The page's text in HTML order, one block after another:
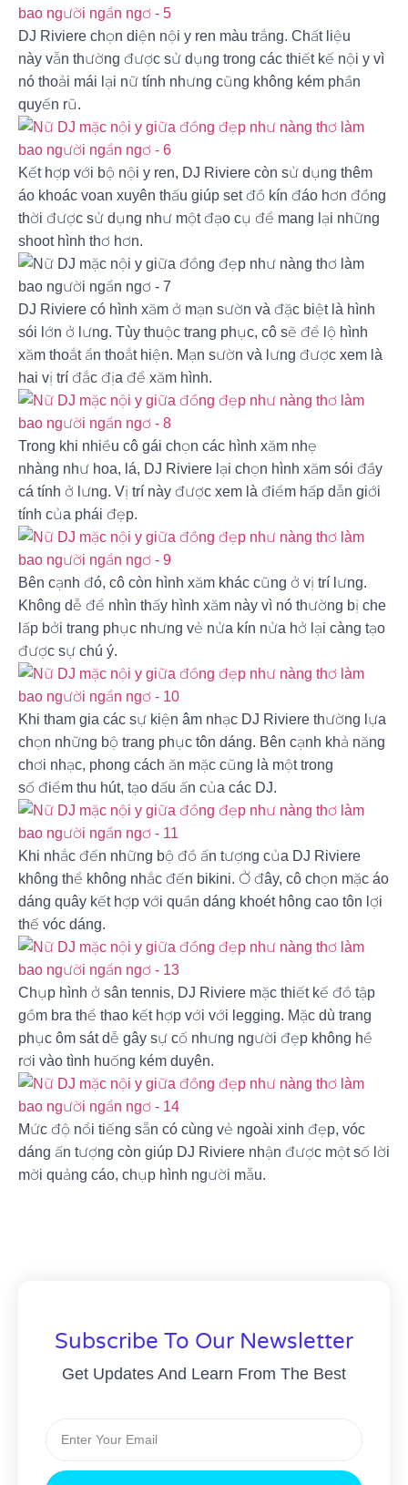
DJ Riviere chọn diện nội y ren màu trắng. Chất liệu
này vẫn thường được sử dụng trong các thiết kế nội y vì
nó thoải mái lại nữ tính nhưng cũng không kém phần
quyến rũ.
Kết hợp với bộ nội y ren, DJ Riviere còn sử dụng thêm
áo khoác voan xuyên thấu giúp set đồ kín đáo hơn đồng
thời được sử dụng như một đạo cụ để mang lại những
shoot hình thơ hơn.
DJ Riviere có hình xăm ở mạn sườn và đặc biệt là hình
sói lớn ở lưng. Tùy thuộc trang phục, cô sẽ để lộ hình
xăm thoắt ẩn thoắt hiện. Mạn sườn và lưng được xem là
hai vị trí đắc địa để xăm hình.
Trong khi nhiều cô gái chọn các hình xăm nhẹ
nhàng như hoa, lá, DJ Riviere lại chọn hình xăm sói đầy
cá tính ở lưng. Vị trí này được xem là điểm hấp dẫn giới
tính của phái đẹp.
Bên cạnh đó, cô còn hình xăm khác cũng ở vị trí lưng.
Không dễ để nhìn thấy hình xăm này vì nó thường bị che
lấp bởi trang phục nhưng vẻ nửa kín nửa hở lại càng tạo
được sự chú ý.
Khi tham gia các sự kiện âm nhạc DJ Riviere thường lựa
chọn những bộ trang phục tôn dáng. Bên cạnh khả năng
chơi nhạc, phong cách ăn mặc cũng là một trong
số điểm thu hút, tạo dấu ấn của các DJ.
Khi nhắc đến những bộ đồ ấn tượng của DJ Riviere
không thể không nhắc đến bikini. Ở đây, cô chọn mặc áo
dáng quây kết hợp với quần dáng khoét hông cao tôn lợi
thế vóc dáng.
Chụp hình ở sân tennis, DJ Riviere mặc thiết kế đồ tập
gồm bra thể thao kết hợp với với legging. Mặc dù trang
phục ôm sát dễ gây sự cố nhưng người đẹp không hề
rơi vào tình huống kém duyên.
Mức độ nổi tiếng sẵn có cùng vẻ ngoài xinh đẹp, vóc
dáng ấn tượng còn giúp DJ Riviere nhận được một số lời
mời quảng cáo, chụp hình người mẫu.
Subscribe To Our Newsletter
Get Updates And Learn From The Best